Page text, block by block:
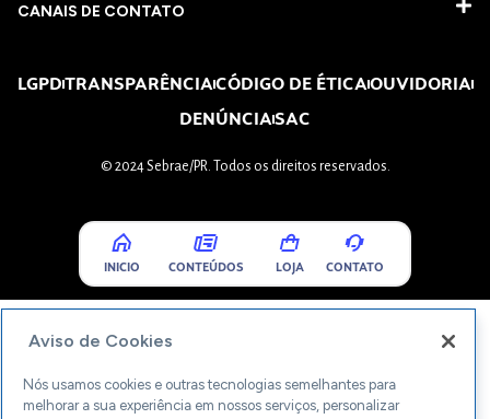
CANAIS DE CONTATO
LGPDTRANSPARÊNCIACÓDIGO DE ÉTICAOUVIDORIA
DENÚNCIASAC
© 2024 Sebrae/PR. Todos os direitos reservados.
INICIO CONTEÚDOS LOJA CONTATO
Aviso de Cookies
Nós usamos cookies e outras tecnologias semelhantes para
melhorar a sua experiência em nossos serviços, personalizar